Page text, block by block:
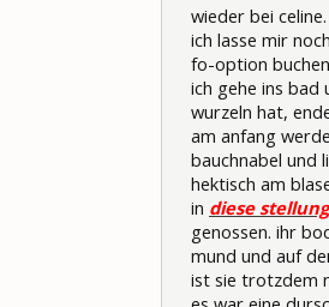
wieder bei celine.
ich lasse mir
fo-option
ich gehe ins bad
wurzeln hat,
am anfang
bauchnabel und
hektisch am
in diese stellung
genossen. ihr
mund und auf
ist sie trotzdem